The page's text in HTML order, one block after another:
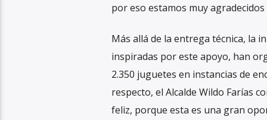
por eso estamos muy
Más allá de la entrega técnica, la
inspiradas por este apoyo, han
2.350 juguetes en instancias de
respecto, el Alcalde Wildo Farías
feliz, porque esta es una gran